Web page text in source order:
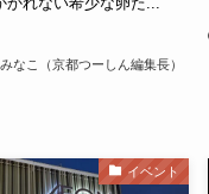
みなこ（京都つーしん編集長）
イベント